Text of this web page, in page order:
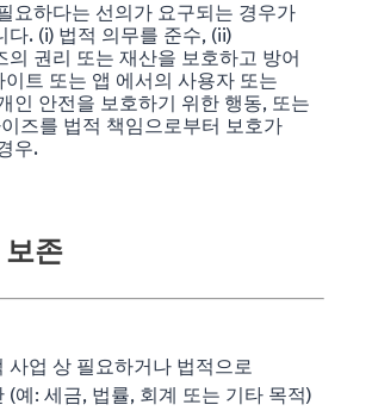
요하다는 선의가 요구되는 경우가
다. (i) 법적 의무를 준수, (ii)
의 권리 또는 재산을 보호하고 방어
이트 또는 앱 에서의 사용자 또는
인 안전을 보호하기 위한 행동, 또는
즈를 법적 책임으로부터 보호가
우.
보존
사업 상 필요하거나 법적으로
(예: 세금, 법률, 회계 또는 기타 목적)